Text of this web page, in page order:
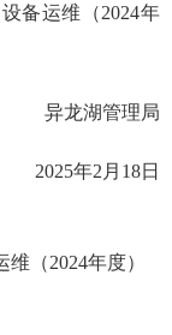
备运维（2024年
异龙湖管理局
2025年2月18日
（2024年度）